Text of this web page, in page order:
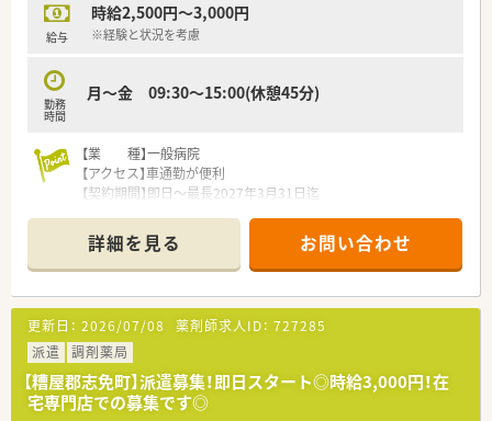
給与
時給2,500円～3,000円
※経験と状況を考慮
勤務
時間
月～金 09:30～15:00(休憩45分)
【業 種】一般病院
【アクセス】車通勤が便利
【契約期間】即日～最長2027年3月31日迄
【勤務時間】
月～金 09:00～17:30(休憩45分)
【応需科目】小児科
【人員体制】薬剤師：15名
********************************
＼手厚いサポートが魅力のファルマスタッフ／
■万全のサポート体制：2名体制で担当がつきしっかりサポート！
■各種保険を完備：社会保険(週20時間以上)/雇用保険/薬剤師賠
償責任保険
詳細を見る お問い合わせ
更新日： 2026/07/08 薬剤師求人ID： 727285
派遣
調剤薬局
【糟屋郡志免町】派遣募集！即日スタート◎時給3,000円！在
宅専門店での募集です◎